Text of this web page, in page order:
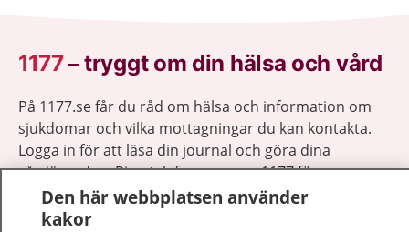
1177–tryggt om din hälsa och vård
På 1177.se får du råd om hälsa och information om
sjukdomar och vilka mottagningar du kan kontakta.
Logga in för att läsa din journal och göra dina
vårdärenden. Ring telefonnummer 1177 för
sjukvårdsrådgivning dygnet runt.
1177 ger dig råd när du vill må bättre.
Den här webbplatsen använder
kakor